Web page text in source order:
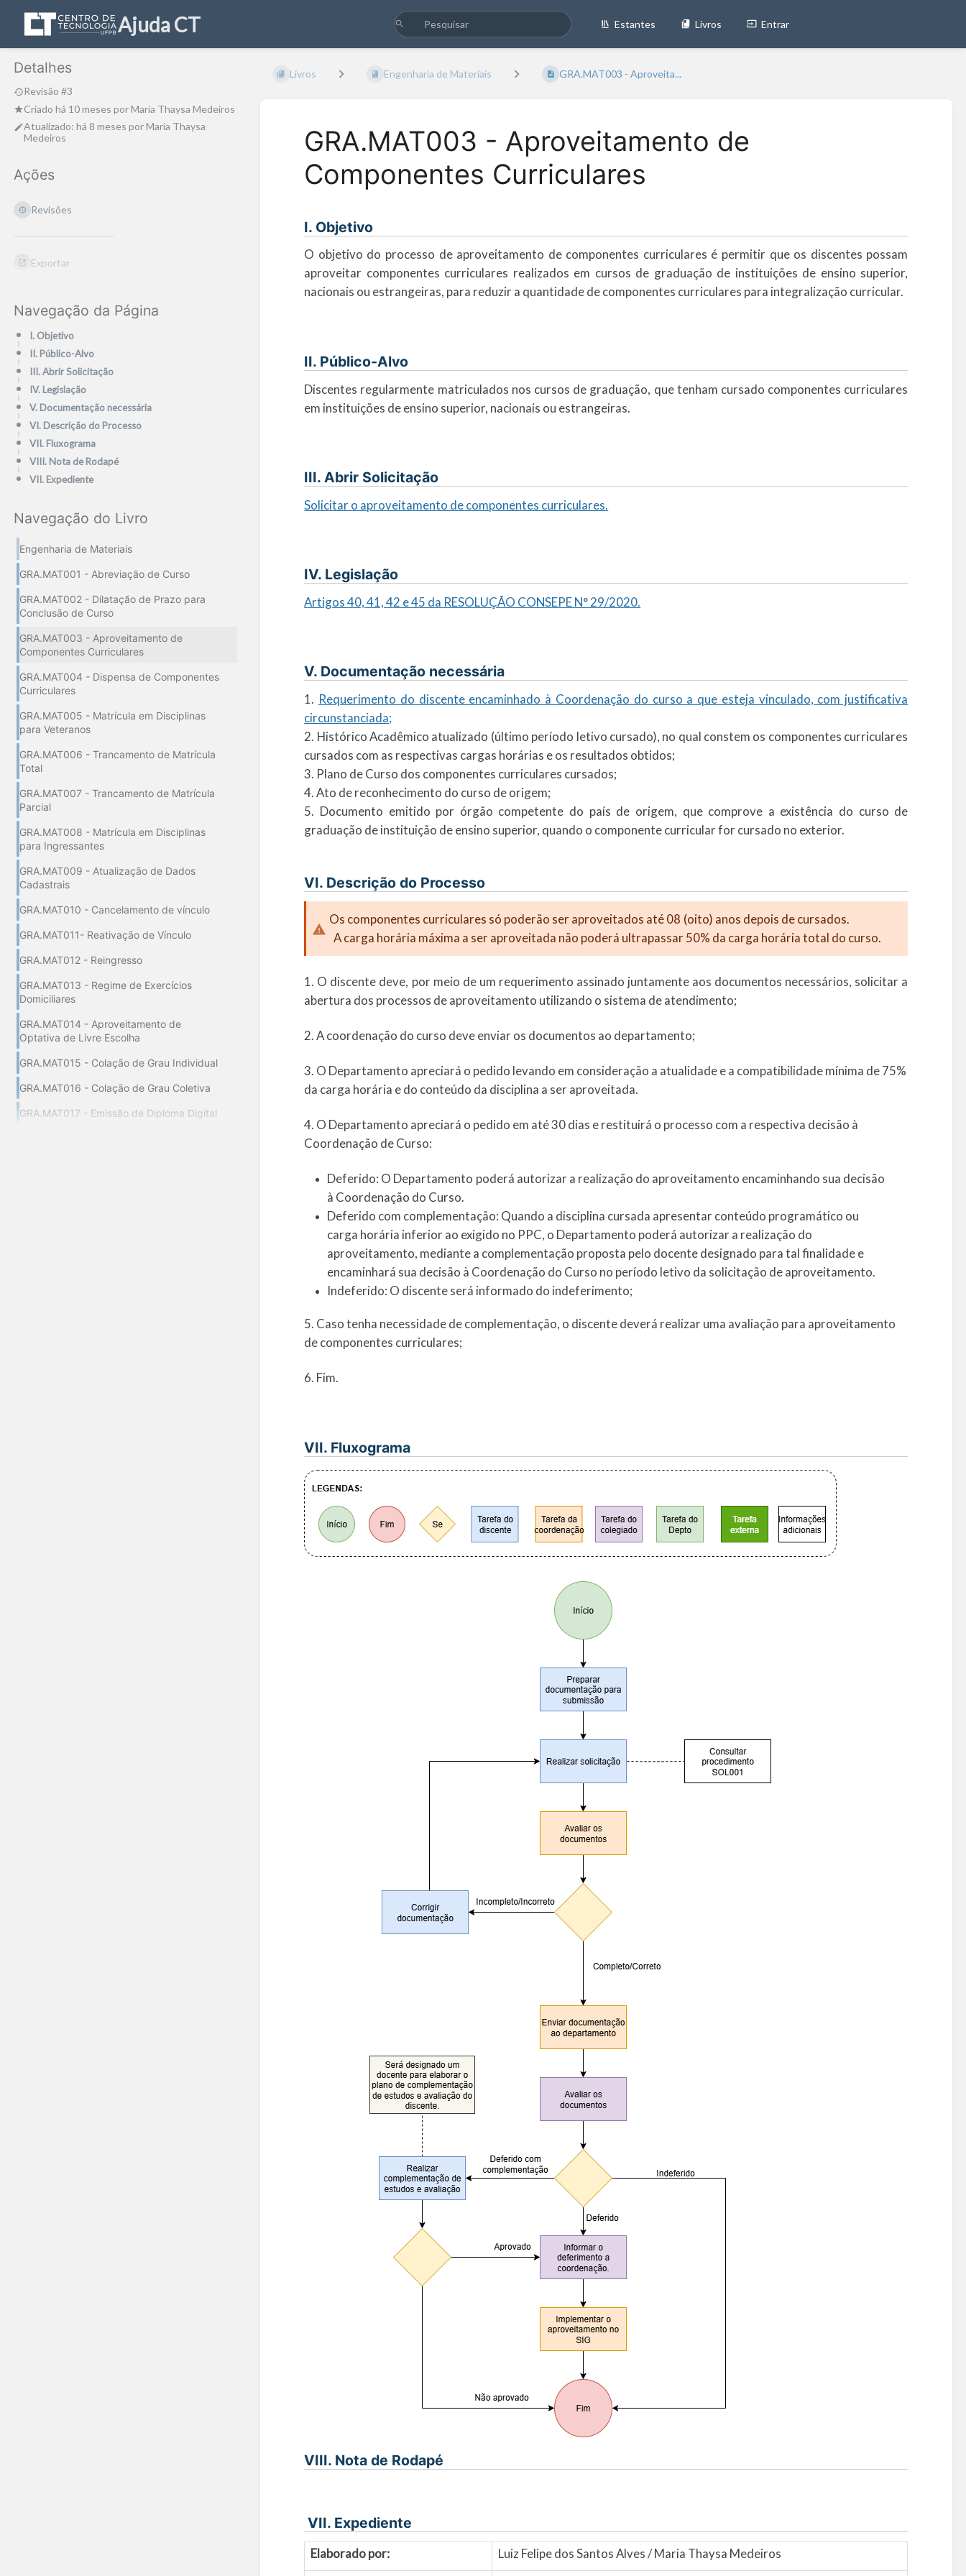
Ajuda CT Estantes Livros Entrar
Detalhes
Revisão #3
Criado há 10 meses porMaria Thaysa Medeiros
Atualizado: há 8 meses porMaria Thaysa
Medeiros
Ações
Revisões
Exportar
Navegação da Página
I. Objetivo
II. Público-Alvo
III. Abrir Solicitação
IV. Legislação
V. Documentação necessária
VI. Descrição do Processo
VII. Fluxograma
VIII. Nota de Rodapé
VII. Expediente
Navegação do Livro
Engenharia de Materiais
GRA.MAT001 - Abreviação de Curso
GRA.MAT002 - Dilatação de Prazo para
Conclusão de Curso
GRA.MAT003 - Aproveitamento de
Componentes Curriculares
GRA.MAT004 - Dispensa de Componentes
Curriculares
GRA.MAT005 - Matrícula em Disciplinas
para Veteranos
GRA.MAT006 - Trancamento de Matrícula
Total
GRA.MAT007 - Trancamento de Matrícula
Parcial
GRA.MAT008 - Matrícula em Disciplinas
para Ingressantes
GRA.MAT009 - Atualização de Dados
Cadastrais
GRA.MAT010 - Cancelamento de vínculo
GRA.MAT011- Reativação de Vínculo
GRA.MAT012 - Reingresso
GRA.MAT013 - Regime de Exercícios
Domiciliares
GRA.MAT014 - Aproveitamento de
Optativa de Livre Escolha
GRA.MAT015 - Colação de Grau Individual
GRA.MAT016 - Colação de Grau Coletiva
GRA.MAT017 - Emissão de Diploma Digital
Livros Engenharia de Materiais GRA.MAT003 - Aproveita...
GRA.MAT003 - Aproveitamento de
Componentes Curriculares
I. Objetivo
O objetivo do processo de aproveitamento de componentes curriculares é permitir que os discentes possam
aproveitar componentes curriculares realizados em cursos de graduação de instituições de ensino superior,
nacionais ou estrangeiras, para reduzir a quantidade de componentes curriculares para integralização curricular.
II. Público-Alvo
Discentes regularmente matriculados nos cursos de graduação, que tenham cursado componentes curriculares
em instituições de ensino superior, nacionais ou estrangeiras.
III. Abrir Solicitação
Solicitar o aproveitamento de componentes curriculares.
IV. Legislação
Artigos 40, 41, 42 e 45 da RESOLUÇÃO CONSEPE N° 29/2020.
V. Documentação necessária
1. Requerimento do discente encaminhado à Coordenação do curso a que esteja vinculado, com justificativa
circunstanciada;
2. Histórico Acadêmico atualizado (último período letivo cursado), no qual constem os componentes curriculares
cursados com as respectivas cargas horárias e os resultados obtidos;
3. Plano de Curso dos componentes curriculares cursados;
4. Ato de reconhecimento do curso de origem;
5. Documento emitido por órgão competente do país de origem, que comprove a existência do curso de
graduação de instituição de ensino superior, quando o componente curricular for cursado no exterior.
VI. Descrição do Processo
Os componentes curriculares só poderão ser aproveitados até 08 (oito) anos depois de cursados.
A carga horária máxima a ser aproveitada não poderá ultrapassar 50% da carga horária total do curso.
1. O discente deve, por meio de um requerimento assinado juntamente aos documentos necessários, solicitar a
abertura dos processos de aproveitamento utilizando o sistema de atendimento;
2. A coordenação do curso deve enviar os documentos ao departamento;
3. O Departamento apreciará o pedido levando em consideração a atualidade e a compatibilidade mínima de 75%
da carga horária e do conteúdo da disciplina a ser aproveitada.
4. O Departamento apreciará o pedido em até 30 dias e restituirá o processo com a respectiva decisão à
Coordenação de Curso:
Deferido: O Departamento poderá autorizar a realização do aproveitamento encaminhando sua decisão
à Coordenação do Curso.
Deferido com complementação: Quando a disciplina cursada apresentar conteúdo programático ou
carga horária inferior ao exigido no PPC, o Departamento poderá autorizar a realização do
aproveitamento, mediante a complementação proposta pelo docente designado para tal finalidade e
encaminhará sua decisão à Coordenação do Curso no período letivo da solicitação de aproveitamento.
Indeferido: O discente será informado do indeferimento;
5. Caso tenha necessidade de complementação, o discente deverá realizar uma avaliação para aproveitamento
de componentes curriculares;
6. Fim.
VII. Fluxograma
VIII. Nota de Rodapé
VII. Expediente
Elaborado por:
Luiz Felipe dos Santos Alves / Maria Thaysa Medeiros